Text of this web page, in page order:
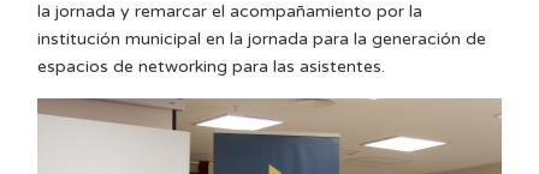
la jornada y remarcar el acompañamiento por la
institución municipal en la jornada para la generación de
espacios de networking para las asistentes.